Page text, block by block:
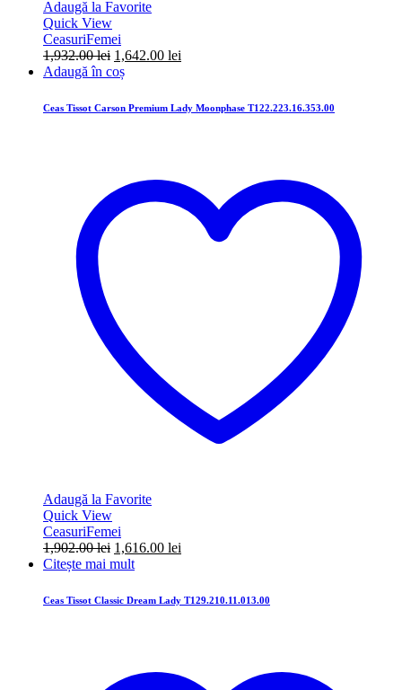
Adaugă la Favorite
Quick View
CeasuriFemei
1,932.00lei Prețul
inițial
fost:
1,642.00 lei
1,642.00 lei.
Adaugă în coș
Ceas Tissot Carson Premium Lady Moonphase T122.223.16.353.00
Adaugă la Favorite
Quick View
CeasuriFemei
1,902.00lei Prețul
inițial
fost:
1,616.00 lei
1,616.00 lei.
Citește mai mult
Ceas Tissot Classic Dream Lady T129.210.11.013.00